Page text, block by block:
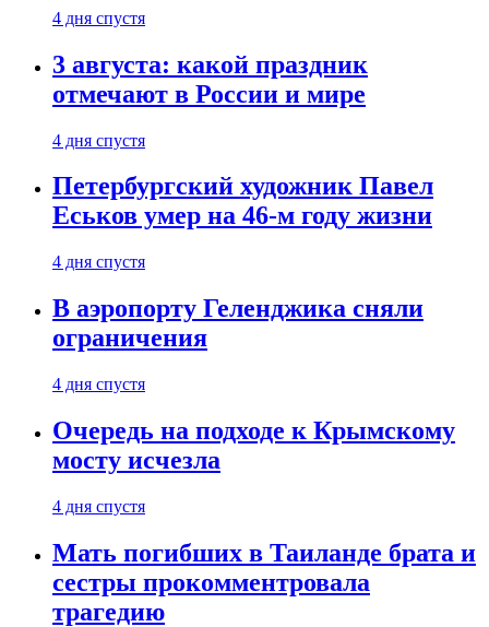
4 дня спустя
3 августа: какой праздник
отмечают в России и мире
4 дня спустя
Петербургский художник Павел
Еськов умер на 46-м году жизни
4 дня спустя
В аэропорту Геленджика сняли
ограничения
4 дня спустя
Очередь на подходе к Крымскому
мосту исчезла
4 дня спустя
Мать погибших в Таиланде брата и
сестры прокомментровала
трагедию